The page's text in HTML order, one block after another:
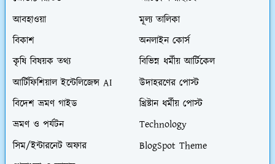
আবহাওয়া
মূল্য তালিকা
বিকাশ
অনলাইন কোর্স
কৃষি বিষয়ক তথ্য
বিভিন্ন ধর্মীয় আর্টিকেল
আর্টিফিশিয়াল ইন্টেলিজেন্স AI
উদাহরণের পোস্ট
বিদেশ ভ্রমণ গাইড
খ্রিষ্টান ধর্মীয় পোস্ট
ভ্রমণ ও পর্যটন
Technology
সিম/ইন্টারনেট অফার
BlogSpot Theme